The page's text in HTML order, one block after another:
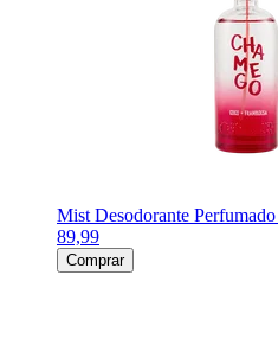
Mist Desodorante
89,99
Comprar